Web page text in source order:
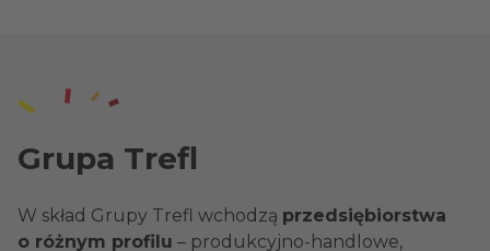
Grupa Trefl
W skład Grupy Trefl wchodzą przedsiębiorstwa
o różnym profilu – produkcyjno-handlowe,